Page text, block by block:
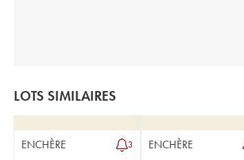
LOTS SIMILAIRES
ENCHÈRE 3 ENCHÈRE